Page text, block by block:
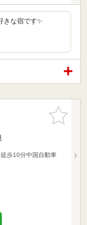
きな宿です✨
お気に入
りに追加
歩10分中国自動車